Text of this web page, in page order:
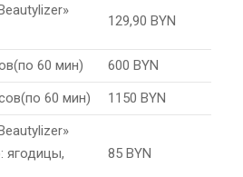
129,90 BYN
60 мин)
600 BYN
60 мин)
1150 BYN
ягодицы,
85 BYN